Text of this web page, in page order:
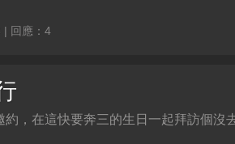
| 回應：4
約，在這快要奔三的生日一起拜訪個